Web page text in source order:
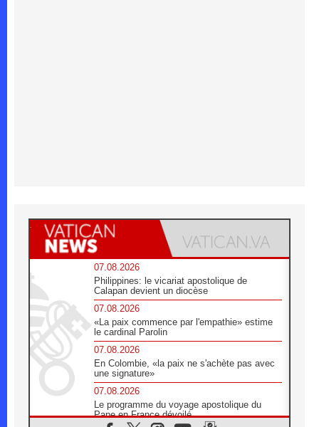
07.08.2026
Philippines: le vicariat apostolique de
Calapan devient un diocèse
07.08.2026
«La paix commence par l'empathie» estime
le cardinal Parolin
07.08.2026
En Colombie, «la paix ne s'achète pas avec
une signature»
07.08.2026
Le programme du voyage apostolique du
Pape en France dévoilé